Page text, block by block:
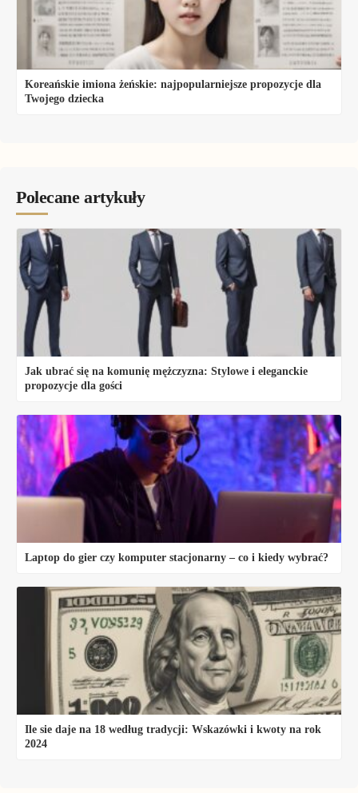
Koreańskie imiona żeńskie: najpopularniejsze propozycje dla
Twojego dziecka
Polecane artykuły
Jak ubrać się na komunię mężczyzna: Stylowe i eleganckie
propozycje dla gości
Laptop do gier czy komputer stacjonarny – co i kiedy wybrać?
Ile sie daje na 18 według tradycji: Wskazówki i kwoty na rok
2024